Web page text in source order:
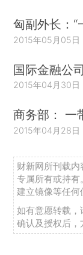
匈副外长：“
2015年05月05日
国际金融公
2015年04月30日
商务部： 一
2015年04月28日
财新网所刊载
专属所有或持有
建立镜像等任何
如有意愿转载，
确认及授权后，